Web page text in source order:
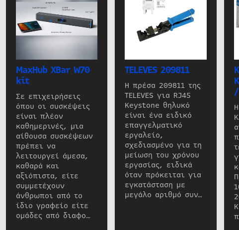
MaxHub XBar W70
kit
Σε επιχειρήσεις
όπου οι συσκέψεις
είναι πλέον
καθημερινές, μια
αίθουσα συσκέψεων
πρέπει να
λειτουργεί άμεσα,
καθαρά και
αξιόπιστα, είτε
συμμετέχουν
άνθρωποι από το
ίδιο γραφείο είτε
ομάδες από διαφο…
TELEVES 209811
Η πρέσα 209811 της
TELEVES για RJ45
Keystone θηλυκό
είναι ένα ειδικό
επαγγελματικό
εργαλείο,
σχεδιασμένο για τη
μείωση του χρόνου
εργασίας, ειδικά
όταν πρόκειται για
εγκατάσταση με
μεγάλο αριθμό συν…
/